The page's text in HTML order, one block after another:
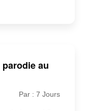
au
Par : 7 Jours